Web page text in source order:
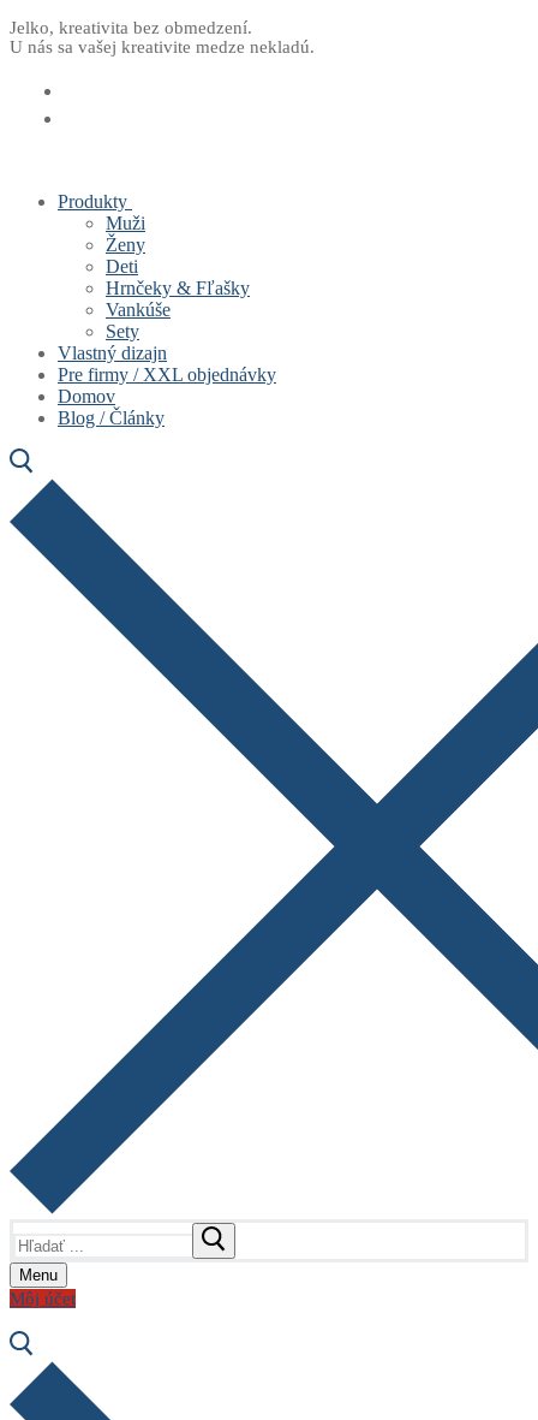
Preskočiť
na
Menu
Zavrieť
Jelko, kreativita bez obmedzení.
U nás sa vašej kreativite medze nekladú.
Produkty
Muži
Ženy
Deti
Hrnčeky & Fľašky
Vankúše
Sety
Vlastný dizajn
Pre firmy / XXL objednávky
Domov
Blog / Články
Menu
Môj účet